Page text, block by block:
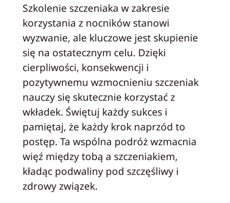
Szkolenie szczeniaka w zakresie
korzystania z nocników stanowi
wyzwanie, ale kluczowe jest skupienie
się na ostatecznym celu. Dzięki
cierpliwości, konsekwencji i
pozytywnemu wzmocnieniu szczeniak
nauczy się skutecznie korzystać z
wkładek. Świętuj każdy sukces i
pamiętaj, że każdy krok naprzód to
postęp. Ta wspólna podróż wzmacnia
więź między tobą a szczeniakiem,
kładąc podwaliny pod szczęśliwy i
zdrowy związek.